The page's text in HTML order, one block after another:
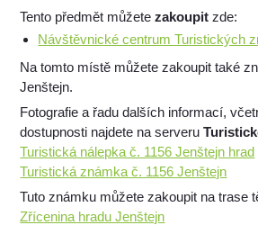
Tento předmět můžetezakoupit zde:
Návštěvnické centrum Turistických
Na tomto místě můžete zakoupit také
Jenštejn.
Fotografie a řadu dalších informací,
dostupnosti najdete na serveru
Turistická nálepka č. 1156 Jenštejn hrad
Turistická známka č. 1156 Jenštejn
Tuto známku můžete zakoupit na trase
Zřícenina hradu Jenštejn